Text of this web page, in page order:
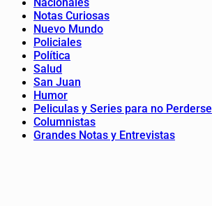
Notas Curiosas
Nuevo Mundo
Policiales
Política
Salud
San Juan
Humor
Peliculas y Series para no Perderse
Columnistas
Grandes Notas y Entrevistas